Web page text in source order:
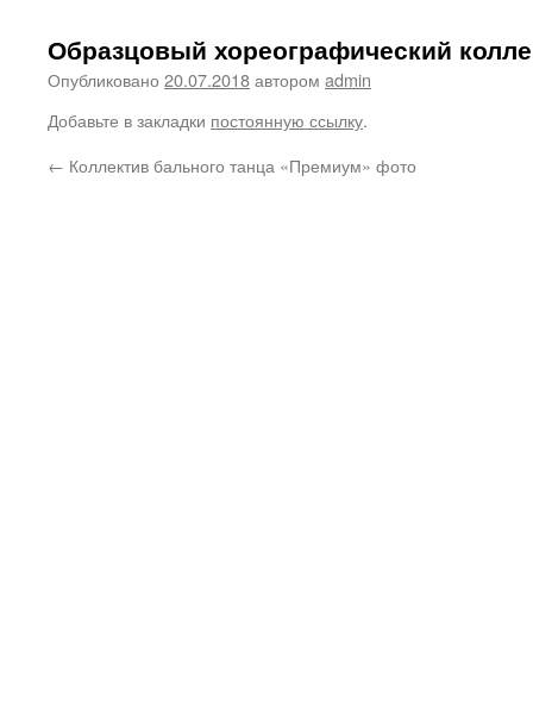
Образцовый хореографический
Опубликовано 20.07.2018автором admin
Добавьте в закладки постоянную ссылку.
← Коллектив бального танца «Премиум» фото